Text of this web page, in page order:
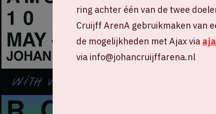
ring achter één van de twee
Cruijff ArenA gebruikmaken van
de mogelijkheden met Ajax via
via info@johancruijffarena.nl